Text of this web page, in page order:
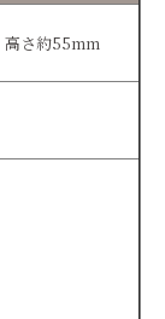
さ約55mm